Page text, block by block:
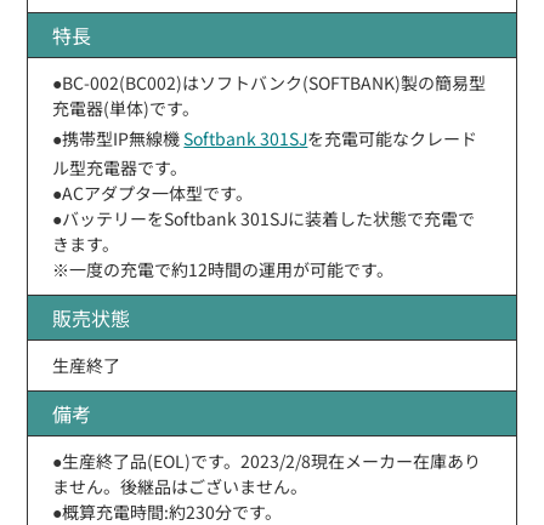
特長
●BC-002(BC002)はソフトバンク(SOFTBANK)製の簡易型
充電器(単体)です。
●携帯型IP無線機Softbank 301SJを充電可能なクレード
ル型充電器です。
●ACアダプタ一体型です。
●バッテリーをSoftbank 301SJに装着した状態で充電で
きます。
※一度の充電で約12時間の運用が可能です。
販売状態
生産終了
備考
●生産終了品(EOL)です。2023/2/8現在メーカー在庫あり
ません。後継品はございません。
●概算充電時間:約230分です。